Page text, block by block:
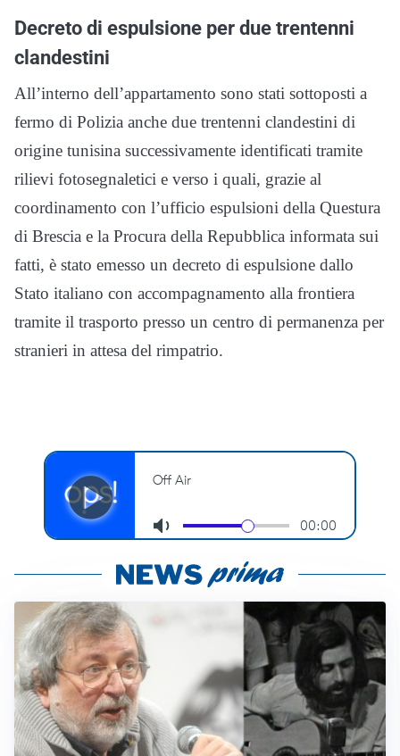
Decreto di espulsione per due trentenni
clandestini
All’interno dell’appartamento sono stati sottoposti a
fermo di Polizia anche due trentenni clandestini di
origine tunisina successivamente identificati tramite
rilievi fotosegnaletici e verso i quali, grazie al
coordinamento con l’ufficio espulsioni della Questura
di Brescia e la Procura della Repubblica informata sui
fatti, è stato emesso un decreto di espulsione dallo
Stato italiano con accompagnamento alla frontiera
tramite il trasporto presso un centro di permanenza per
stranieri in attesa del rimpatrio.